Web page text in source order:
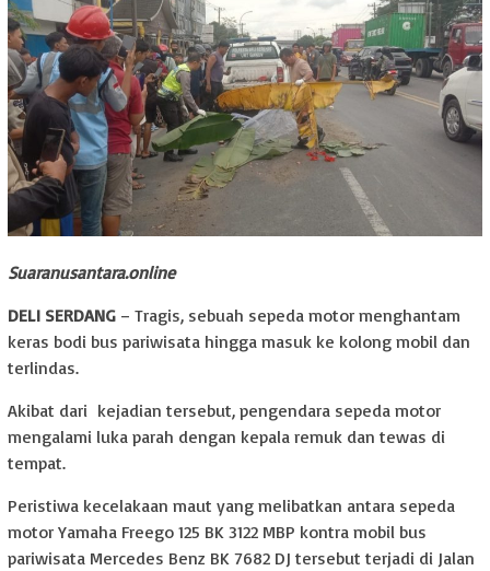
Suaranusantara.online
DELI SERDANG – Tragis, sebuah sepeda motor menghantam
keras bodi bus pariwisata hingga masuk ke kolong mobil dan
terlindas.
Akibat dari kejadian tersebut, pengendara sepeda motor
mengalami luka parah dengan kepala remuk dan tewas di
tempat.
Peristiwa kecelakaan maut yang melibatkan antara sepeda
motor Yamaha Freego 125 BK 3122 MBP kontra mobil bus
pariwisata Mercedes Benz BK 7682 DJ tersebut terjadi di Jalan